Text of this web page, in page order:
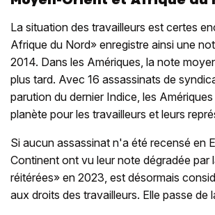
La situation des travailleurs est certes
Afrique du Nord» enregistre ainsi une
2014. Dans les Amériques, la note
plus tard. Avec 16 assassinats de
parution du dernier Indice, les
planète pour les travailleurs et leurs
Si aucun assassinat n'a été recensé en
Continent ont vu leur note dégradée
réitérées» en 2023, est désormais
aux droits des travailleurs. Elle passe